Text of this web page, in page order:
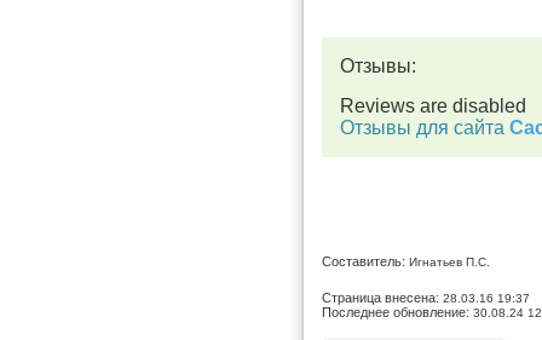
Отзывы:
Reviews are disabled
Отзывы для сайта
Составитель: Игнатьев П.С.
Страница внесена: 28.03.16 19:37
Последнее обновление: 30.08.24